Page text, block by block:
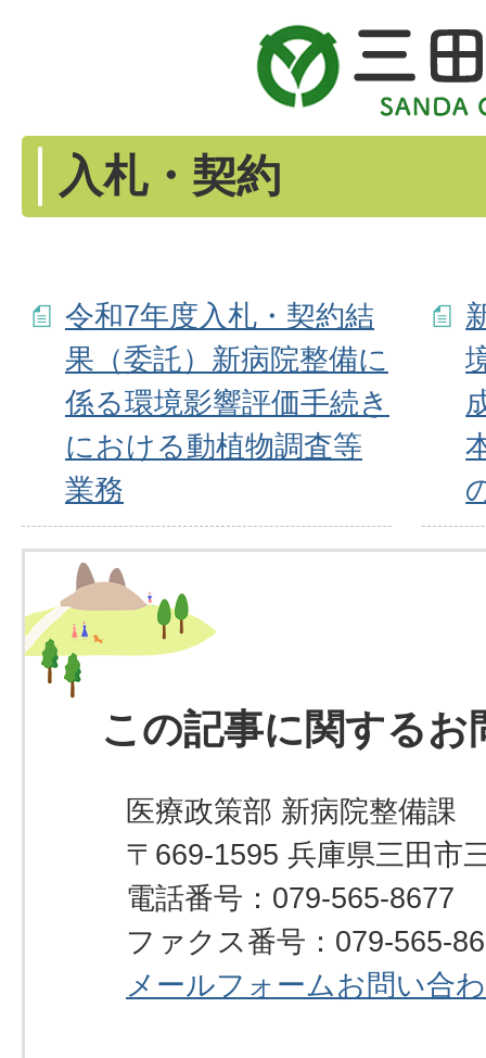
入札・契約
令和7年度入札・契約結
果（委託）新病院整備に
係る環境影響評価手続き
における動植物調査等
業務
この記事に関するお
医療政策部 新病院整備課
〒669-1595 兵庫県三田市
電話番号：079-565-8677
ファクス番号：079-565-
メールフォームお問い合